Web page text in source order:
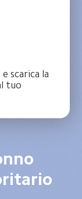
e scarica la
tuo